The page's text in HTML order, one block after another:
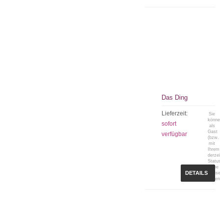
Das Ding
Lieferzeit:
sofort
verfügbar
Sie
als
Gast
(bzw.
mit
Ihrem
keine
DETAILS